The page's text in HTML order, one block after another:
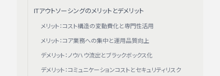
ITアウトソーシングのメリットとデメリット
メリット：コスト構造の変動費化と専門性活用
メリット：コア業務への集中と運用品質向上
デメリット：ノウハウ流出とブラックボックス化
デメリット：コミュニケーションコストとセキュリティリスク